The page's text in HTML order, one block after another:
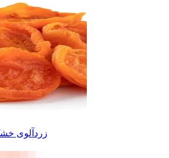
زردآلوی خشک